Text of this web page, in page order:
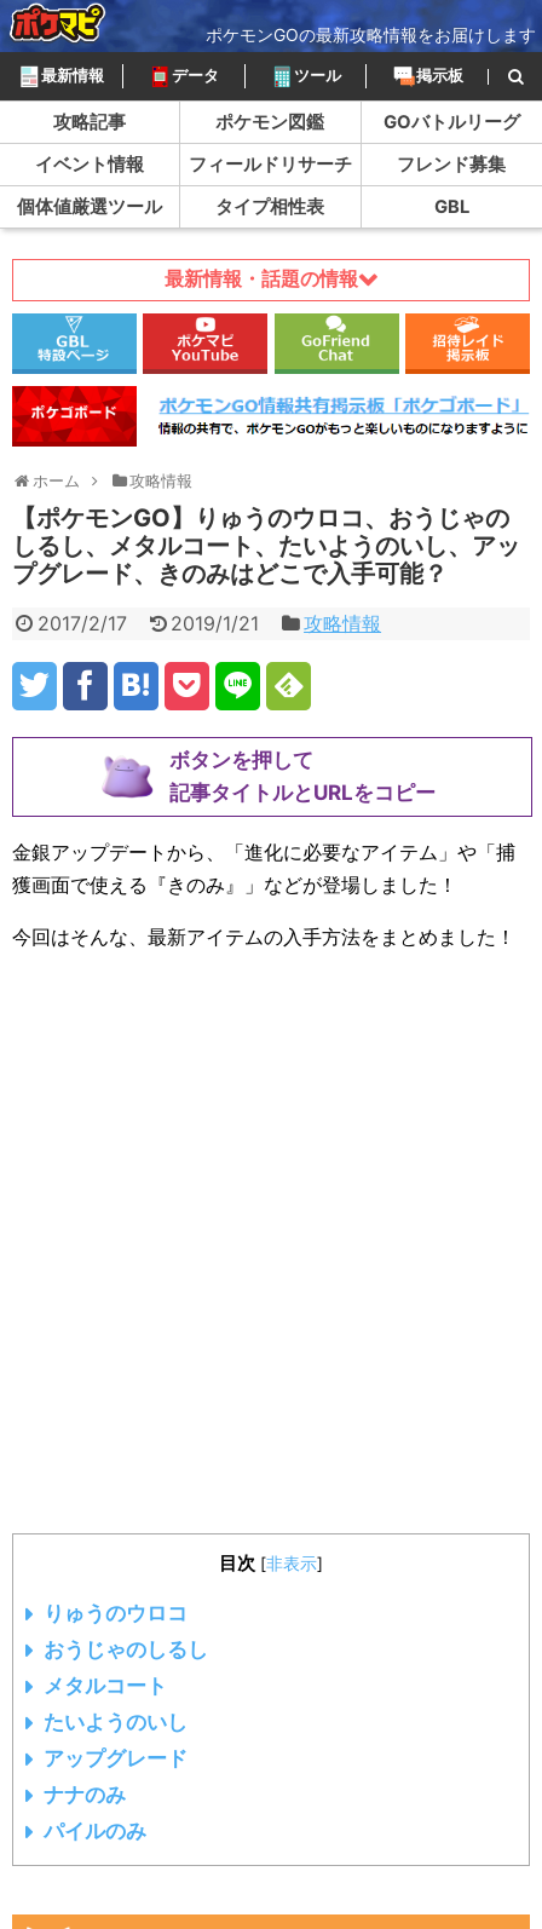
ポケモンGOの最新攻略情報をお届けします
最新情報 データ ツール 掲示板
攻略記事 ポケモン図鑑
GOバトルリーグ
イベント情報
フィールドリサーチ
フレンド募集
個体値厳選ツール
タイプ相性表 GBL
最新情報・話題の情報
ホーム 攻略情報
【ポケモンGO】りゅうのウロコ、おうじゃの
しるし、メタルコート、たいようのいし、アッ
プグレード、きのみはどこで入手可能？
2017/2/17 2019/1/21 攻略情報
ボタンを押して
記事タイトルとURLをコピー
金銀アップデートから、「進化に必要なアイテム」や「捕
獲画面で使える『きのみ』」などが登場しました！
今回はそんな、最新アイテムの入手方法をまとめました！
目次 [非表示]
りゅうのウロコ
おうじゃのしるし
メタルコート
たいようのいし
アップグレード
ナナのみ
パイルのみ